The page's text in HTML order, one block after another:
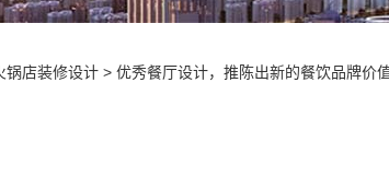
锅店装修设计 > 优秀餐厅设计，推陈出新的餐饮品牌价